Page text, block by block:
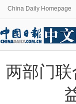
China Daily Homepage
两部门